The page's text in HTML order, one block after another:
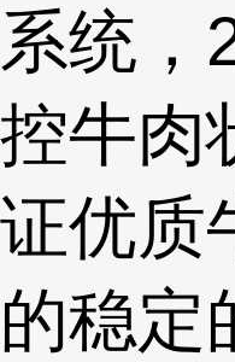
系统，
控牛肉
证优质
的稳定